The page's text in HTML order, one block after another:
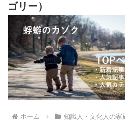
ゴリー）
ホーム 知識人・文化人の家